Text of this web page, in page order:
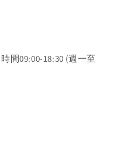
間09:00-18:30 (週一至